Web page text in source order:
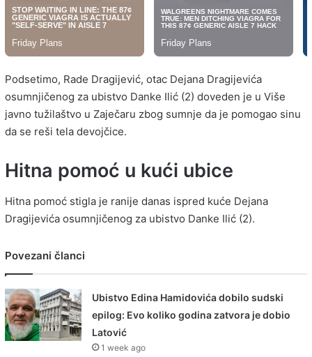
Podsetimo, Rade Dragijević, otac Dejana Dragijevića
osumnjičenog za ubistvo Danke Ilić (2) doveden je u Više
javno tužilaštvo u Zaječaru zbog sumnje da je pomogao sinu
da se reši tela devojčice.
Hitna pomoć u kući ubice
Hitna pomoć stigla je ranije danas ispred kuće Dejana
Dragijevića osumnjičenog za ubistvo Danke Ilić (2).
Povezani članci
Ubistvo Edina Hamidovića dobilo sudski
epilog: Evo koliko godina zatvora je dobio
Latović
1 week ago